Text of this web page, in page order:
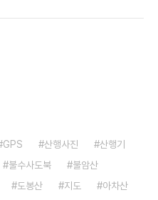
GPS 산행사진
산행기
불수사도북
불암산
도봉산 지도
아차산